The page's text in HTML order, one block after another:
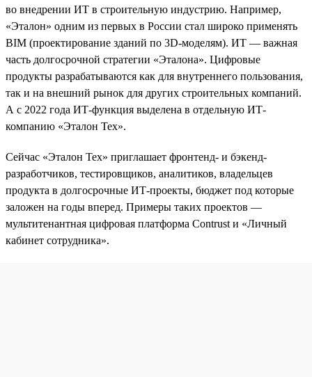
во внедрении ИТ в строительную индустрию. Например,
«Эталон» одним из первых в России стал широко применять
BIM (проектирование зданий по 3D-моделям). ИТ — важная
часть долгосрочной стратегии «Эталона». Цифровые
продукты разрабатываются как для внутреннего пользования,
так и на внешний рынок для других строительных компаний.
А с 2022 года ИТ-функция выделена в отдельную ИТ-
компанию «Эталон Тех».
Сейчас «Эталон Тех» приглашает фронтенд- и бэкенд-
разработчиков, тестировщиков, аналитиков, владельцев
продукта в долгосрочные ИТ-проекты, бюджет под которые
заложен на годы вперед. Примеры таких проектов —
мультитенантная цифровая платформа Contrust и «Личный
кабинет сотрудника».